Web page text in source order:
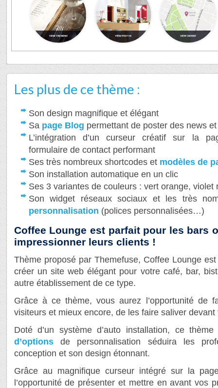
Les plus de ce thème :
Son design magnifique et élégant
Sa page Blog permettant de poster des news
L’intégration d’un curseur créatif sur la
formulaire de contact performant
Ses très nombreux shortcodes et modèles de
Son installation automatique en un clic
Ses 3 variantes de couleurs : vert orange, violet
Son widget réseaux sociaux et les très
personnalisation (polices personnalisées…)
Coffee Lounge est parfait pour les bars
impressionner leurs clients !
Thème proposé par Themefuse, Coffee Lounge
créer un site web élégant pour votre café, bar,
autre établissement de ce type.
Grâce à ce thème, vous aurez l’opportunité de
visiteurs et mieux encore, de les faire saliver
Doté d’un système d’auto installation, ce
d’optionsde personnalisation séduira les
conception et son design étonnant.
Grâce au magnifique curseur intégré sur la
l’opportunité de présenter et mettre en avant vos